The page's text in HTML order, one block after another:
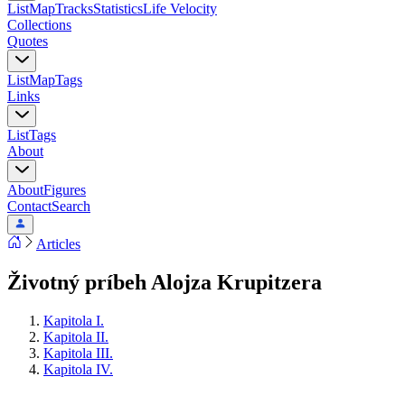
ListMapTracksStatisticsLife Velocity
Collections
Quotes
ListMapTags
Links
ListTags
About
AboutFigures
ContactSearch
Articles
Životný príbeh Alojza Krupitzera
Kapitola I.
Kapitola II.
Kapitola III.
Kapitola IV.